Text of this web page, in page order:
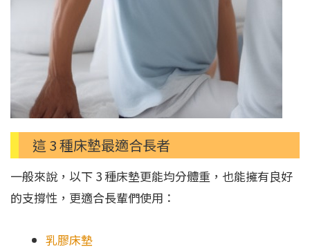
這 3 種床墊最適合長者
一般來說，以下 3 種床墊更能均分體重，也能擁有良好
的支撐性，更適合長輩們使用：
乳膠床墊